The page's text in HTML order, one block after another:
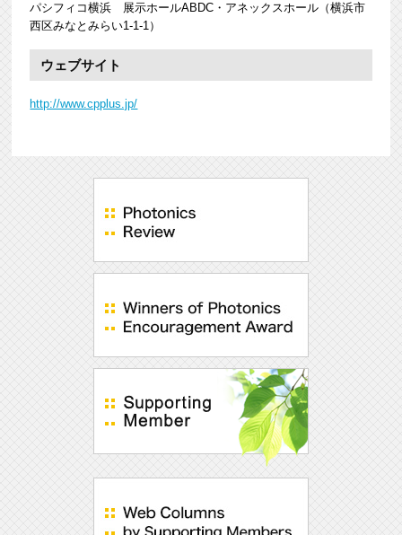
パシフィコ横浜 展示ホールABDC・アネックスホール（横浜市
西区みなとみらい1-1-1）
ウェブサイト
http://www.cpplus.jp/